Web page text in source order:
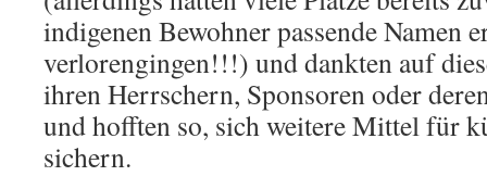
indigenen Bewohner passende Namen
verlorengingen!!!) und dankten auf
ihren Herrschern, Sponsoren oder
und hofften so, sich weitere Mittel für
sichern.